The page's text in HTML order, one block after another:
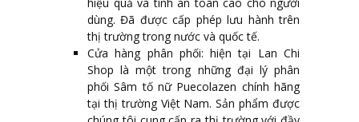
dùng. Đã được cấp phép lưu hành trên
thị trường trong nước và quốc tế.
Cửa hàng phân phối: hiện tại Lan Chi
Shop là một trong những đại lý phân
phối Sâm tố nữ Puecolazen chính hãng
tại thị trường Việt Nam. Sản phẩm được